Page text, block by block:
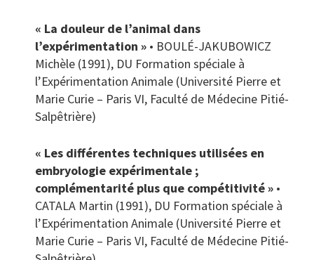
« La douleur de l’animal dans
l’expérimentation » • BOULÉ-JAKUBOWICZ
Michèle (1991), DU Formation spéciale à
l’Expérimentation Animale (Université Pierre et
Marie Curie – Paris VI, Faculté de Médecine Pitié-
Salpêtrière)
« Les différentes techniques utilisées en
embryologie expérimentale ;
complémentarité plus que compétitivité » •
CATALA Martin (1991), DU Formation spéciale à
l’Expérimentation Animale (Université Pierre et
Marie Curie – Paris VI, Faculté de Médecine Pitié-